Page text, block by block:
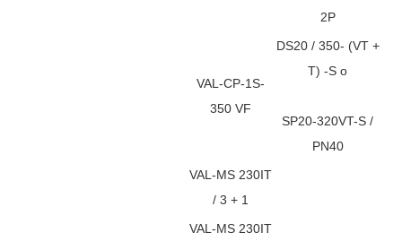
2P
VAL-CP-1S-
350 VF
DS20 / 350- (VT +
T) -S o
SP20-320VT-S /
PN40
VAL-MS 230IT
/ 3 + 1
VAL-MS 230IT